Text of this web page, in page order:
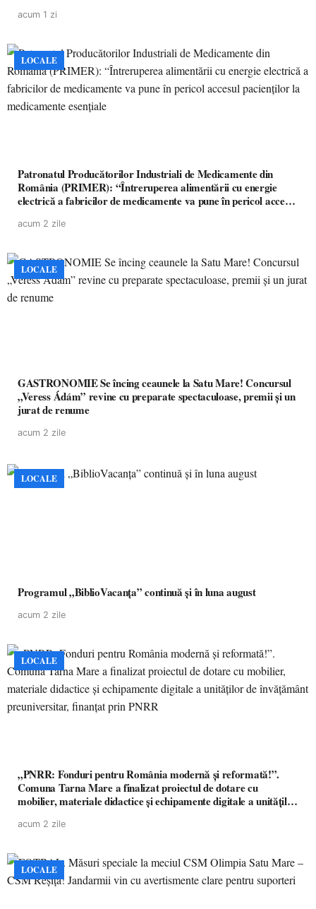
acum 1 zi
LOCALE
Patronatul Producătorilor Industriali de Medicamente din
România (PRIMER): “Întreruperea alimentării cu energie
electrică a fabricilor de medicamente va pune în pericol accesul
acum 2 zile
LOCALE
GASTRONOMIE Se încing ceaunele la Satu Mare! Concursul
„Veress Ádám” revine cu preparate spectaculoase, premii și un
jurat de renume
acum 2 zile
LOCALE
Programul „BiblioVacanța” continuă și în luna august
acum 2 zile
LOCALE
„PNRR: Fonduri pentru România modernă și reformată!”.
Comuna Tarna Mare a finalizat proiectul de dotare cu
mobilier, materiale didactice și echipamente digitale a unităților
acum 2 zile
LOCALE